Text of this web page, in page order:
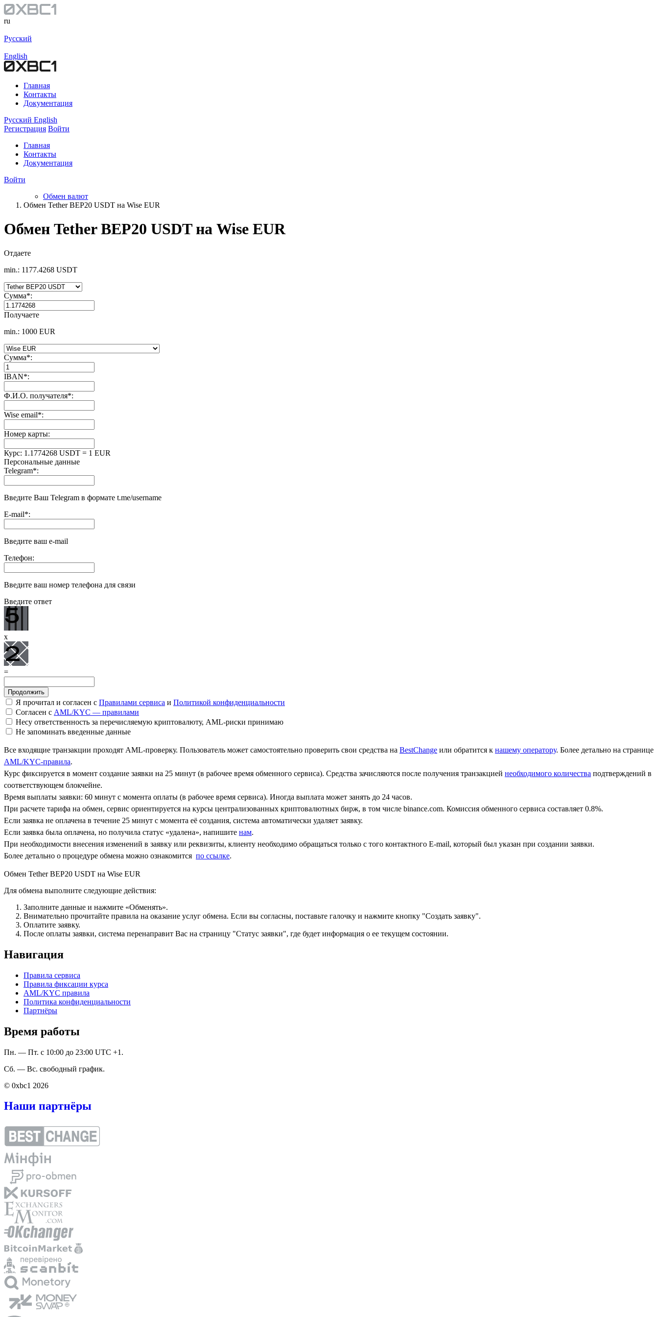
ru
Русский
English
Главная
Контакты
Документация
Русский English
Регистрация Войти
Главная
Контакты
Документация
Войти
Обмен валют
Обмен Tether BEP20 USDT на Wise EUR
Обмен Tether BEP20 USDT на Wise EUR
Отдаете
min.: 1177.4268 USDT
Сумма*:
Получаете
min.: 1000 EUR
Сумма*:
IBAN*:
Ф.И.О. получателя*:
Wise email*:
Номер карты:
Курс: 1.1774268 USDT = 1 EUR
Персональные данные
Telegram*:
Введите Ваш Telegram в формате t.me/username
E-mail*:
Введите ваш e-mail
Телефон:
Введите ваш номер телефона для связи
Введите ответ
x
=
Я прочитал и согласен с Правилами сервиса и Политикой конфиденциальности
Согласен с AML/KYC — правилами
Несу ответственность за перечисляемую криптовалюту, AML-риски принимаю
Не запоминать введенные данные
Все входящие транзакции проходят AML-проверку. Пользователь может самостоятельно проверить свои средства на BestChange или обратится к нашему оператору. Более детально на странице
AML/KYC-правила.
Курс фиксируется в момент создание заявки на 25 минут (в рабочее время обменного сервиса). Средства зачисляются после получения транзакцией необходимого количества подтверждений в
соответствующем блокчейне.
Время выплаты заявки: 60 минут с момента оплаты (в рабочее время сервиса). Иногда выплата может занять до 24 часов.
При расчете тарифа на обмен, сервис ориентируется на курсы централизованных криптовалютных бирж, в том числе binance.com. Комиссия обменного сервиса составляет 0.8%.
Если заявка не оплачена в течение 25 минут с момента её создания, система автоматически удаляет заявку.
Если заявка была оплачена, но получила статус «удалена», напишите нам.
При необходимости внесения изменений в заявку или реквизиты, клиенту необходимо обращаться только с того контактного Е-mail, который был указан при создании заявки.
Более детально о процедуре обмена можно ознакомится по ссылке.
Обмен Tether BEP20 USDT на Wise EUR
Для обмена выполните следующие действия:
Заполните данные и нажмите «Обменять».
Внимательно прочитайте правила на оказание услуг обмена. Если вы согласны, поставьте галочку и нажмите кнопку "Создать заявку".
Оплатите заявку.
После оплаты заявки, система перенаправит Вас на страницу "Статус заявки", где будет информация о ее текущем состоянии.
Навигация
Правила сервиса
Правила фиксации курса
AML/KYC правила
Политика конфиденциальности
Партнёры
Время работы
Пн. — Пт. с 10:00 до 23:00 UTC +1.
Сб. — Вс. свободный график.
© 0xbc1 2026
Наши партнёры